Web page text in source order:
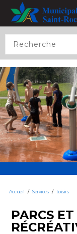
Accueil / Services / Loisirs
PARCS